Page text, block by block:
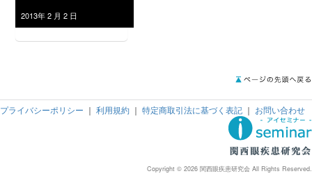
2013年 2 月 2 日
プライバシーポリシー ｜ 利用規約 ｜ 特定商取引法に基づく表記 ｜ お問い合わせ
Copyright © 2026 関西眼疾患研究会 All Rights Reserved.